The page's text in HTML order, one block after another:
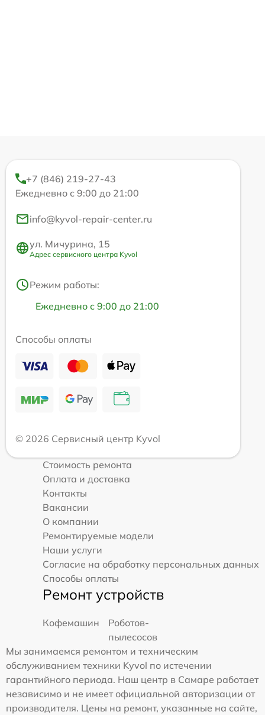
+7 (846) 219-27-43
Ежедневно с 9:00 до 21:00
info@kyvol-repair-center.ru
ул. Мичурина, 15
Адрес сервисного центра Kyvol
Режим работы:
Ежедневно с 9:00 до 21:00
Способы оплаты
© 2026 Сервисный центр Kyvol
Стоимость ремонта
Оплата и доставка
Контакты
Вакансии
О компании
Ремонтируемые модели
Наши услуги
Согласие на обработку персональных данных
Способы оплаты
Ремонт устройств
Кофемашин
Роботов-
пылесосов
Мы занимаемся ремонтом и техническим
обслуживанием техники Kyvol по истечении
гарантийного периода. Наш центр в Самаре работает
независимо и не имеет официальной авторизации от
производителя. Цены на ремонт, указанные на сайте,